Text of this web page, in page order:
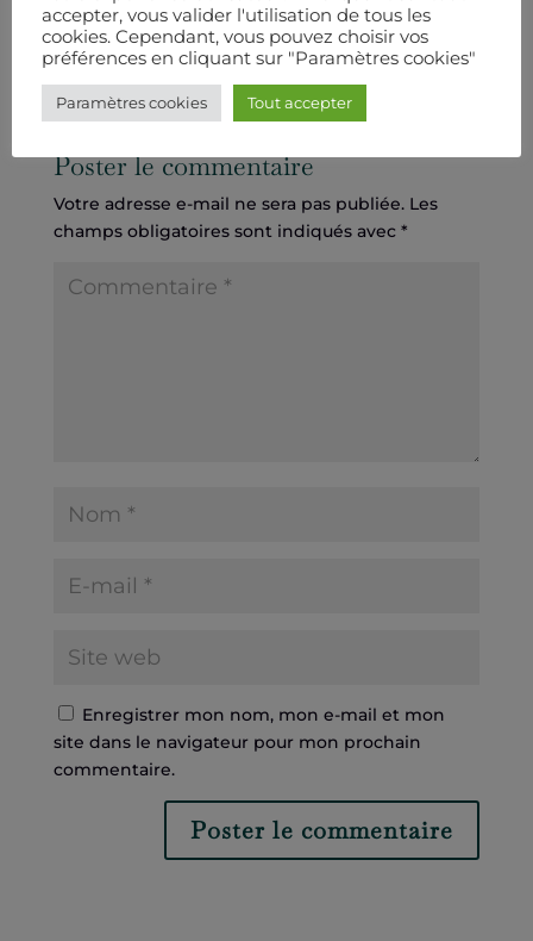
v=BrL9PvtdbmA
Poster le commentaire
Votre adresse e-mail ne sera pas publiée. Les
champs obligatoires sont indiqués avec *
Enregistrer mon nom, mon e-mail et mon
site dans le navigateur pour mon prochain
commentaire.
accepter, vous valider l'utilisation de tous les
cookies. Cependant, vous pouvez choisir vos
préférences en cliquant sur "Paramètres cookies"
Paramètres cookies Tout accepter